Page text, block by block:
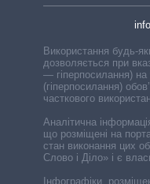
Використання будь-
дозволяється при
— гіперпосилання)
(гіперпосилання)
часткового
Аналітична
що розміщені на
стан виконання цих
Слово і Діло» і є
Інфографіки,